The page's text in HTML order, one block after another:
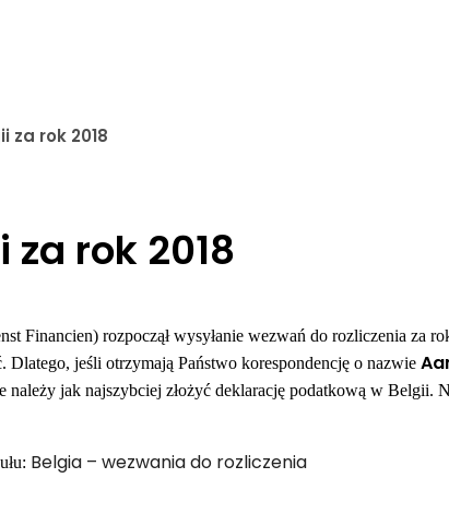
za rok 2018
rok 2018
Financien) rozpoczął wysyłanie wezwań do rozliczenia za
jeśli otrzymają Państwo korespondencję o nazwie
należy jak najszybciej złożyć deklarację podatkową w Belgii.
Belgia – wezwania do rozliczenia